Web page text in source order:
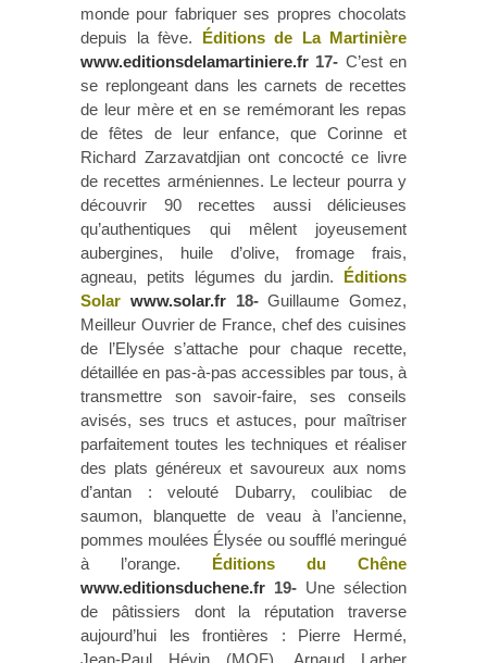
monde pour fabriquer ses propres chocolats
depuis la fève. Éditions de La Martinière
www.editionsdelamartiniere.fr 17- C’est en
se replongeant dans les carnets de recettes
de leur mère et en se remémorant les repas
de fêtes de leur enfance, que Corinne et
Richard Zarzavatdjian ont concocté ce livre
de recettes arméniennes. Le lecteur pourra y
découvrir 90 recettes aussi délicieuses
qu’authentiques qui mêlent joyeusement
aubergines, huile d’olive, fromage frais,
agneau, petits légumes du jardin. Éditions
Solar www.solar.fr 18-Guillaume Gomez,
Meilleur Ouvrier de France, chef des cuisines
de l’Elysée s’attache pour chaque recette,
détaillée en pas-à-pas accessibles par tous, à
transmettre son savoir-faire, ses conseils
avisés, ses trucs et astuces, pour maîtriser
parfaitement toutes les techniques et réaliser
des plats généreux et savoureux aux noms
d’antan : velouté Dubarry, coulibiac de
saumon, blanquette de veau à l’ancienne,
pommes moulées Élysée ou soufflé meringué
à l’orange. Éditions du Chêne
www.editionsduchene.fr 19- Une sélection
de pâtissiers dont la réputation traverse
aujourd’hui les frontières : Pierre Hermé,
Jean-Paul Hévin (MOF), Arnaud Larher